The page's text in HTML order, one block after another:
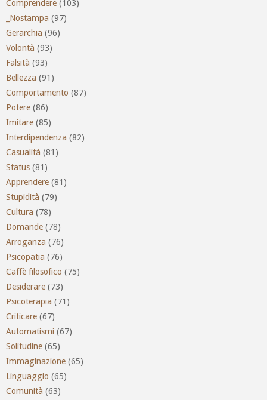
Comprendere (103)
_Nostampa (97)
Gerarchia (96)
Volontà (93)
Falsità (93)
Bellezza (91)
Comportamento (87)
Potere (86)
Imitare (85)
Interdipendenza (82)
Casualità (81)
Status (81)
Apprendere (81)
Stupidità (79)
Cultura (78)
Domande (78)
Arroganza (76)
Psicopatia (76)
Caffè filosofico (75)
Desiderare (73)
Psicoterapia (71)
Criticare (67)
Automatismi (67)
Solitudine (65)
Immaginazione (65)
Linguaggio (65)
Comunità (63)